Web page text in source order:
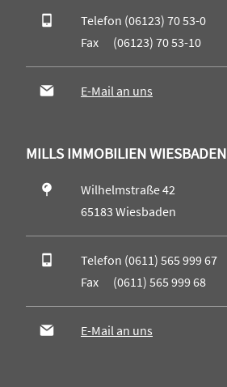
Telefon (06123) 70 53-0
Fax (06123) 70 53-10
E-Mail an uns
MILLS IMMOBILIEN WIESBADEN
Wilhelmstraße 42
65183 Wiesbaden
Telefon (0611) 565 999 67
Fax (0611) 565 999 68
E-Mail an uns